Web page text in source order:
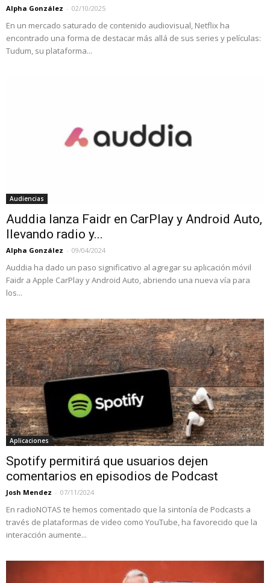
Alpha González - 02/10/2025
En un mercado saturado de contenido audiovisual, Netflix ha
encontrado una forma de destacar más allá de sus series y películas:
Tudum, su plataforma...
Audiencias
Auddia lanza Faidr en CarPlay y Android Auto,
llevando radio y...
Alpha González - 09/04/2024
Auddia ha dado un paso significativo al agregar su aplicación móvil
Faidr a Apple CarPlay y Android Auto, abriendo una nueva vía para
los...
Aplicaciones
Spotify permitirá que usuarios dejen
comentarios en episodios de Podcast
Josh Mendez - 07/11/2024
En radioNOTAS te hemos comentado que la sintonía de Podcasts a
través de plataformas de video como YouTube, ha favorecido que la
interacción aumente...